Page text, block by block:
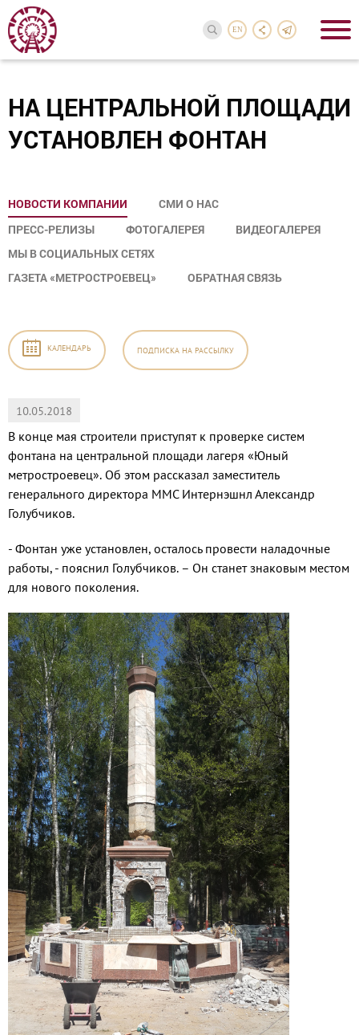
EN
НА ЦЕНТРАЛЬНОЙ ПЛОЩАДИ
УСТАНОВЛЕН ФОНТАН
НОВОСТИ КОМПАНИИ
СМИ О НАС
ПРЕСС-РЕЛИЗЫ
ФОТОГАЛЕРЕЯ
ВИДЕОГАЛЕРЕЯ
МЫ В СОЦИАЛЬНЫХ СЕТЯХ
ГАЗЕТА «МЕТРОСТРОЕВЕЦ»
ОБРАТНАЯ СВЯЗЬ
КАЛЕНДАРЬ ПОДПИСКА НА РАССЫЛКУ
10.05.2018
В конце мая строители приступят к проверке систем
фонтана на центральной площади лагеря «Юный
метростроевец». Об этом рассказал заместитель
генерального директора ММС Интернэшнл Александр
Голубчиков.
- Фонтан уже установлен, осталось провести наладочные
работы, - пояснил Голубчиков. – Он станет знаковым местом
для нового поколения.